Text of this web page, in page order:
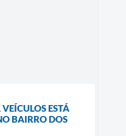
ESTÁ
BAIRRO DOS